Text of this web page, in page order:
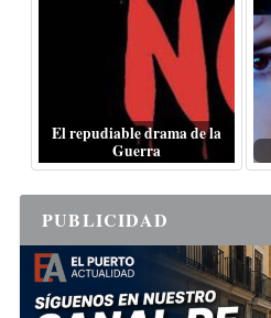
El repudiable drama de la
Guerra
PUBLICIDAD